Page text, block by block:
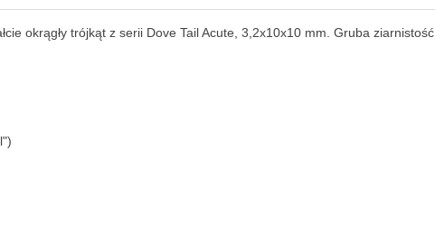
okrągły trójkąt z serii Dove Tail Acute, 3,2x10x10 mm. Gruba ziarnistość.